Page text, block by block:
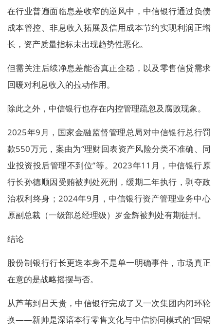
在行业普遍面临息差收窄的逆风中，中信银行通过负债
成本管控、非息收入拓展及信用成本节约实现利润正增
长，资产质量指标未出现趋势性恶化。
但需关注后续净息差能否真正企稳，以及零售信贷需求
回暖对利息收入的拉动作用。
除此之外，中信银行也存在内控管理疏忽及腐败现象。
2025年9月，国家金融监督管理总局对中信银行总行罚
款550万元，案由为“理财回表资产风险分类不准确、同
业投资投后管理不到位”等。2023年11月，中信银行原
行长孙德顺因受贿被判处死刑，缓期二年执行，剥夺政
治权利终身；2024年9月，中信银行资产管理业务中心
原副总裁（一级部总经理级）罗金辉被判处有期徒刑。
结论
股份制银行行长更迭本身不是单一明确事件，市场真正
在意的是战略摇摆与否。
从芦苇到吕天贵，中信银行完成了又一次集团内闭环轮
换——新帅是深谙本行零售文化与中信协同模式的“回锅